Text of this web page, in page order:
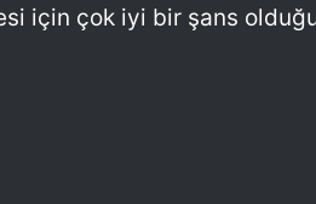
için çok iyi bir şans